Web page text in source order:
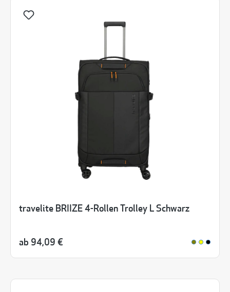
travelite BRIIZE 4-Rollen Trolley L Schwarz
ab 94,09 €